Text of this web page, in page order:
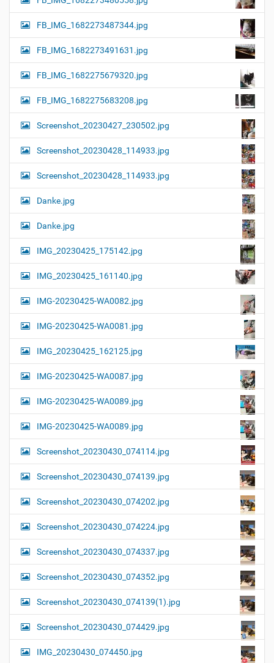
FB_IMG_1682273487344.jpg
FB_IMG_1682273491631.jpg
FB_IMG_1682275679320.jpg
FB_IMG_1682275683208.jpg
Screenshot_20230427_230502.jpg
Screenshot_20230428_114933.jpg
Screenshot_20230428_114933.jpg
Danke.jpg
Danke.jpg
IMG_20230425_175142.jpg
IMG_20230425_161140.jpg
IMG-20230425-WA0082.jpg
IMG-20230425-WA0081.jpg
IMG_20230425_162125.jpg
IMG-20230425-WA0087.jpg
IMG-20230425-WA0089.jpg
IMG-20230425-WA0089.jpg
Screenshot_20230430_074114.jpg
Screenshot_20230430_074139.jpg
Screenshot_20230430_074202.jpg
Screenshot_20230430_074224.jpg
Screenshot_20230430_074337.jpg
Screenshot_20230430_074352.jpg
Screenshot_20230430_074139(1).jpg
Screenshot_20230430_074429.jpg
IMG_20230430_074450.jpg